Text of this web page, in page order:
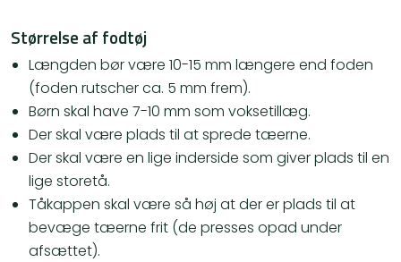
Størrelse af fodtøj
Længden bør være 10-15 mm længere end foden
(foden rutscher ca. 5 mm frem).
Børn skal have 7-10 mm som voksetillæg.
Der skal være plads til at sprede tæerne.
Der skal være en lige inderside som giver plads til en
lige storetå.
Tåkappen skal være så høj at der er plads til at
bevæge tæerne frit (de presses opad under
afsættet).